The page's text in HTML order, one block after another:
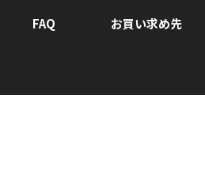
FAQ お買い求め先